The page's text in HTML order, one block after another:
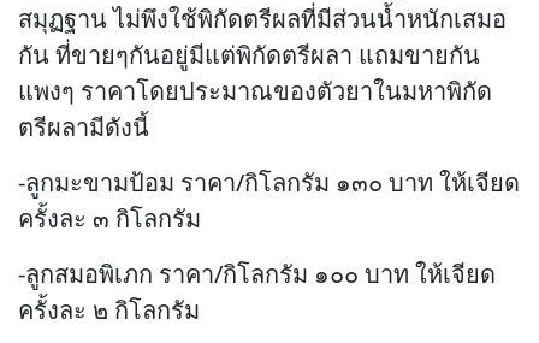
สมุฏฐาน ไม่พึงใช้พิกัดตรีผลที่มีส่วนน้ำหนักเสมอ
กัน ที่ขายๆกันอยู่มีแต่พิกัดตรีผลา แถมขายกัน
แพงๆ ราคาโดยประมาณของตัวยาในมหาพิกัด
ตรีผลามีดังนี้
-ลูกมะขามป้อม ราคา/กิโลกรัม ๑๓๐ บาท ให้เจียด
ครั้งละ ๓ กิโลกรัม
-ลูกสมอพิเภก ราคา/กิโลกรัม ๑๐๐ บาท ให้เจียด
ครั้งละ ๒ กิโลกรัม